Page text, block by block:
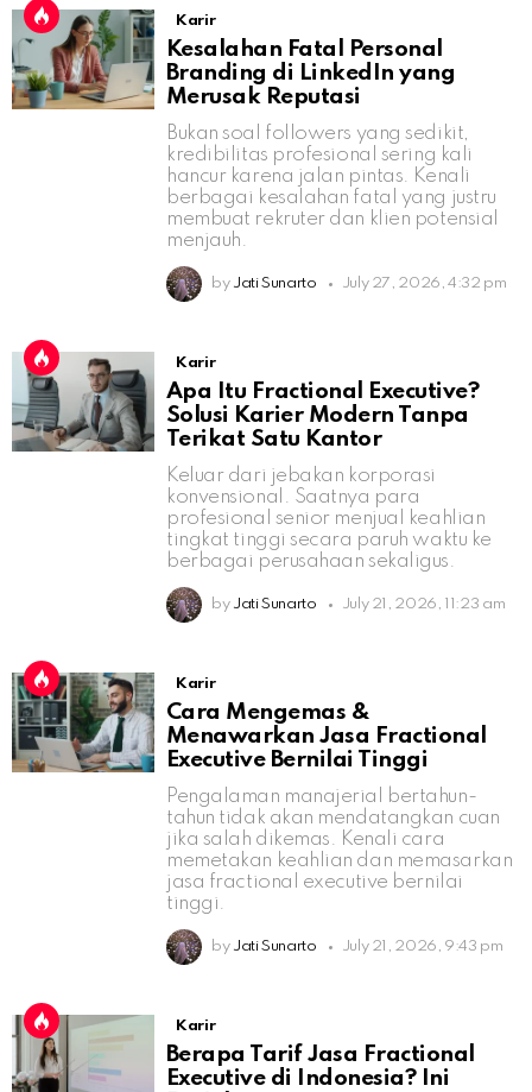
Karir
Kesalahan Fatal Personal
Branding di LinkedIn yang
Merusak Reputasi
Bukan soal followers yang sedikit,
kredibilitas profesional sering kali
hancur karena jalan pintas. Kenali
berbagai kesalahan fatal yang justru
membuat rekruter dan klien potensial
menjauh.
by Jati Sunarto July 27, 2026, 4:32 pm
Karir
Apa Itu Fractional Executive?
Solusi Karier Modern Tanpa
Terikat Satu Kantor
Keluar dari jebakan korporasi
konvensional. Saatnya para
profesional senior menjual keahlian
tingkat tinggi secara paruh waktu ke
berbagai perusahaan sekaligus.
by Jati Sunarto July 21, 2026, 11:23 am
Karir
Cara Mengemas &
Menawarkan Jasa Fractional
Executive Bernilai Tinggi
Pengalaman manajerial bertahun-
tahun tidak akan mendatangkan cuan
jika salah dikemas. Kenali cara
memetakan keahlian dan memasarkan
jasa fractional executive bernilai
tinggi.
by Jati Sunarto July 21, 2026, 9:43 pm
Karir
Berapa Tarif Jasa Fractional
Executive di Indonesia? Ini